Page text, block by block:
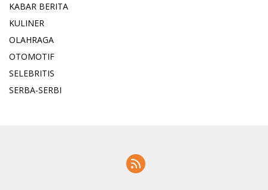
KABAR BERITA
KULINER
OLAHRAGA
OTOMOTIF
SELEBRITIS
SERBA-SERBI